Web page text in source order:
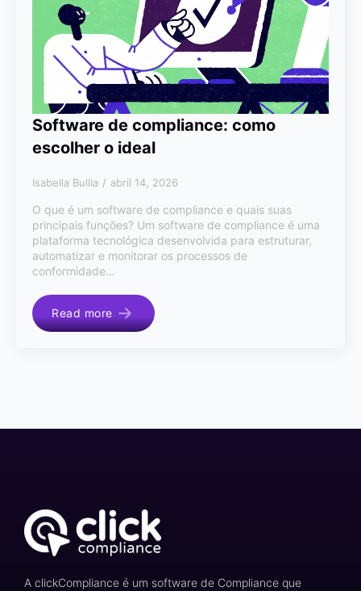
Software de compliance: como
escolher o ideal
Isabella Bullia abril 14, 2026
O que é um software de compliance e quais suas
principais funções? Um software de compliance é uma
plataforma tecnológica desenvolvida para estruturar,
automatizar e monitorar os processos de
conformidade…
Read more
A clickCompliance é um software de Compliance que